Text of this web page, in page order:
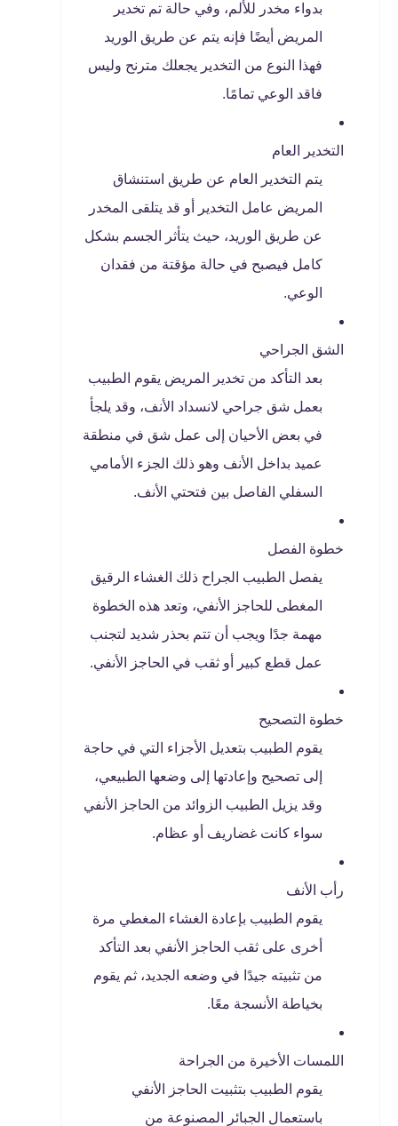
بدواء مخدر للألم، وفي حالة تم تخدير
المريض أيضًا فإنه يتم عن طريق الوريد
فهذا النوع من التخدير يجعلك مترنح وليس
فاقد الوعي تمامًا.
التخدير العام
يتم التخدير العام عن طريق استنشاق
المريض عامل التخدير أو قد يتلقى المخدر
عن طريق الوريد، حيث يتأثر الجسم بشكل
كامل فيصبح في حالة مؤقتة من فقدان
الوعي.
الشق الجراحي
بعد التأكد من تخدير المريض يقوم الطبيب
بعمل شق جراحي لانسداد الأنف، وقد يلجأ
في بعض الأحيان إلى عمل شق في منطقة
عميد بداخل الأنف وهو ذلك الجزء الأمامي
السفلي الفاصل بين فتحتي الأنف.
خطوة الفصل
يفصل الطبيب الجراح ذلك الغشاء الرقيق
المغطى للحاجز الأنفي، وتعد هذه الخطوة
مهمة جدًا ويجب أن تتم بحذر شديد لتجنب
عمل قطع كبير أو ثقب في الحاجز الأنفي.
خطوة التصحيح
يقوم الطبيب بتعديل الأجزاء التي في حاجة
إلى تصحيح وإعادتها إلى وضعها الطبيعي،
وقد يزيل الطبيب الزوائد من الحاجز الأنفي
سواء كانت غضاريف أو عظام.
رأب الأنف
يقوم الطبيب بإعادة الغشاء المغطي مرة
أخرى على ثقب الحاجز الأنفي بعد التأكد
من تثبيته جيدًا في وضعه الجديد، ثم يقوم
بخياطة الأنسجة معًا.
اللمسات الأخيرة من الجراحة
يقوم الطبيب بتثبيت الحاجز الأنفي
باستعمال الجبائر المصنوعة من